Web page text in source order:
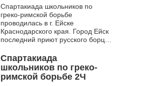
Спартакиада школьников по
греко-римской борьбе
проводилась в г. Ейске
Краснодарского края. Город Ейск
последний приют русского борца
Максимовича Поддубного. Здесь
открыт музей спор...
Спартакиада
школьников по греко-
римской борьбе 2Ч